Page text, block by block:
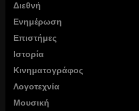
Διεθνή
Ενημέρωση
Επιστήμες
Ιστορία
Κινηματογράφος
Λογοτεχνία
Μουσική